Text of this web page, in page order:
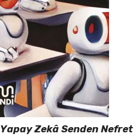
Yapay Zekâ Senden Nefret